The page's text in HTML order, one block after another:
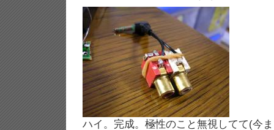
ハイ。完成。極性のこと無視してて(今